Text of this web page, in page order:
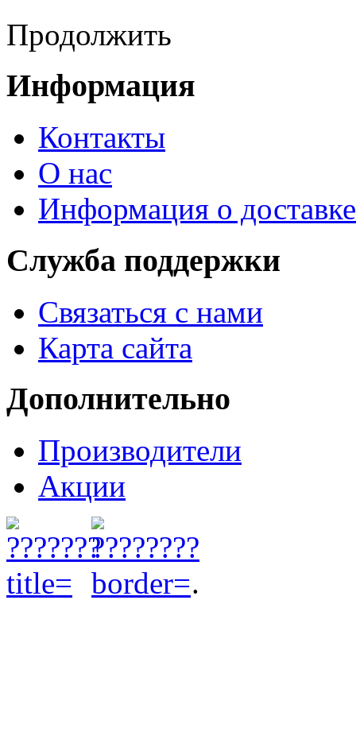
Продолжить
Информация
Контакты
О нас
Информация о доставке
Служба поддержки
Связаться с нами
Карта сайта
Дополнительно
Производители
Акции
.